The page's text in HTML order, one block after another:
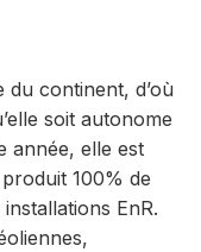
continent, d’où
soit autonome
année, elle est
100% de
EnR.